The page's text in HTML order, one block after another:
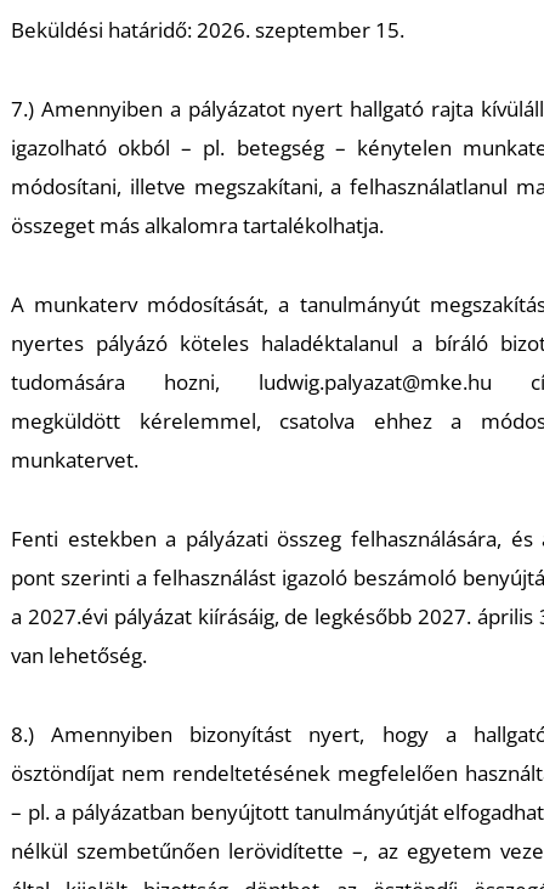
Beküldési határidő: 2026. szeptember 15.
7.) Amennyiben a pályázatot nyert hallgató rajta
igazolható okból – pl. betegség – kénytelen
módosítani, illetve megszakítani, a felhasználatlanul
összeget más alkalomra tartalékolhatja.
A munkaterv módosítását, a tanulmányút
nyertes pályázó köteles haladéktalanul a bíráló
tudomására hozni, ludwig.palyazat@mke.hu
megküldött kérelemmel, csatolva ehhez a
munkatervet.
Fenti estekben a pályázati összeg felhasználására, és
pont szerinti a felhasználást igazoló beszámoló
a 2027.évi pályázat kiírásáig, de legkésőbb 2027. április
van lehetőség.
8.) Amennyiben bizonyítást nyert, hogy a
ösztöndíjat nem rendeltetésének megfelelően
– pl. a pályázatban benyújtott tanulmányútját
nélkül szembetűnően lerövidítette –, az egyetem